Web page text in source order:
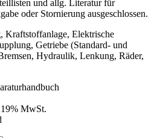
und allg. Literatur für
oder Stornierung ausgeschlossen.
Elektrische
Getriebe (Standard- und
Hydraulik, Lenkung, Räder,
MwSt.